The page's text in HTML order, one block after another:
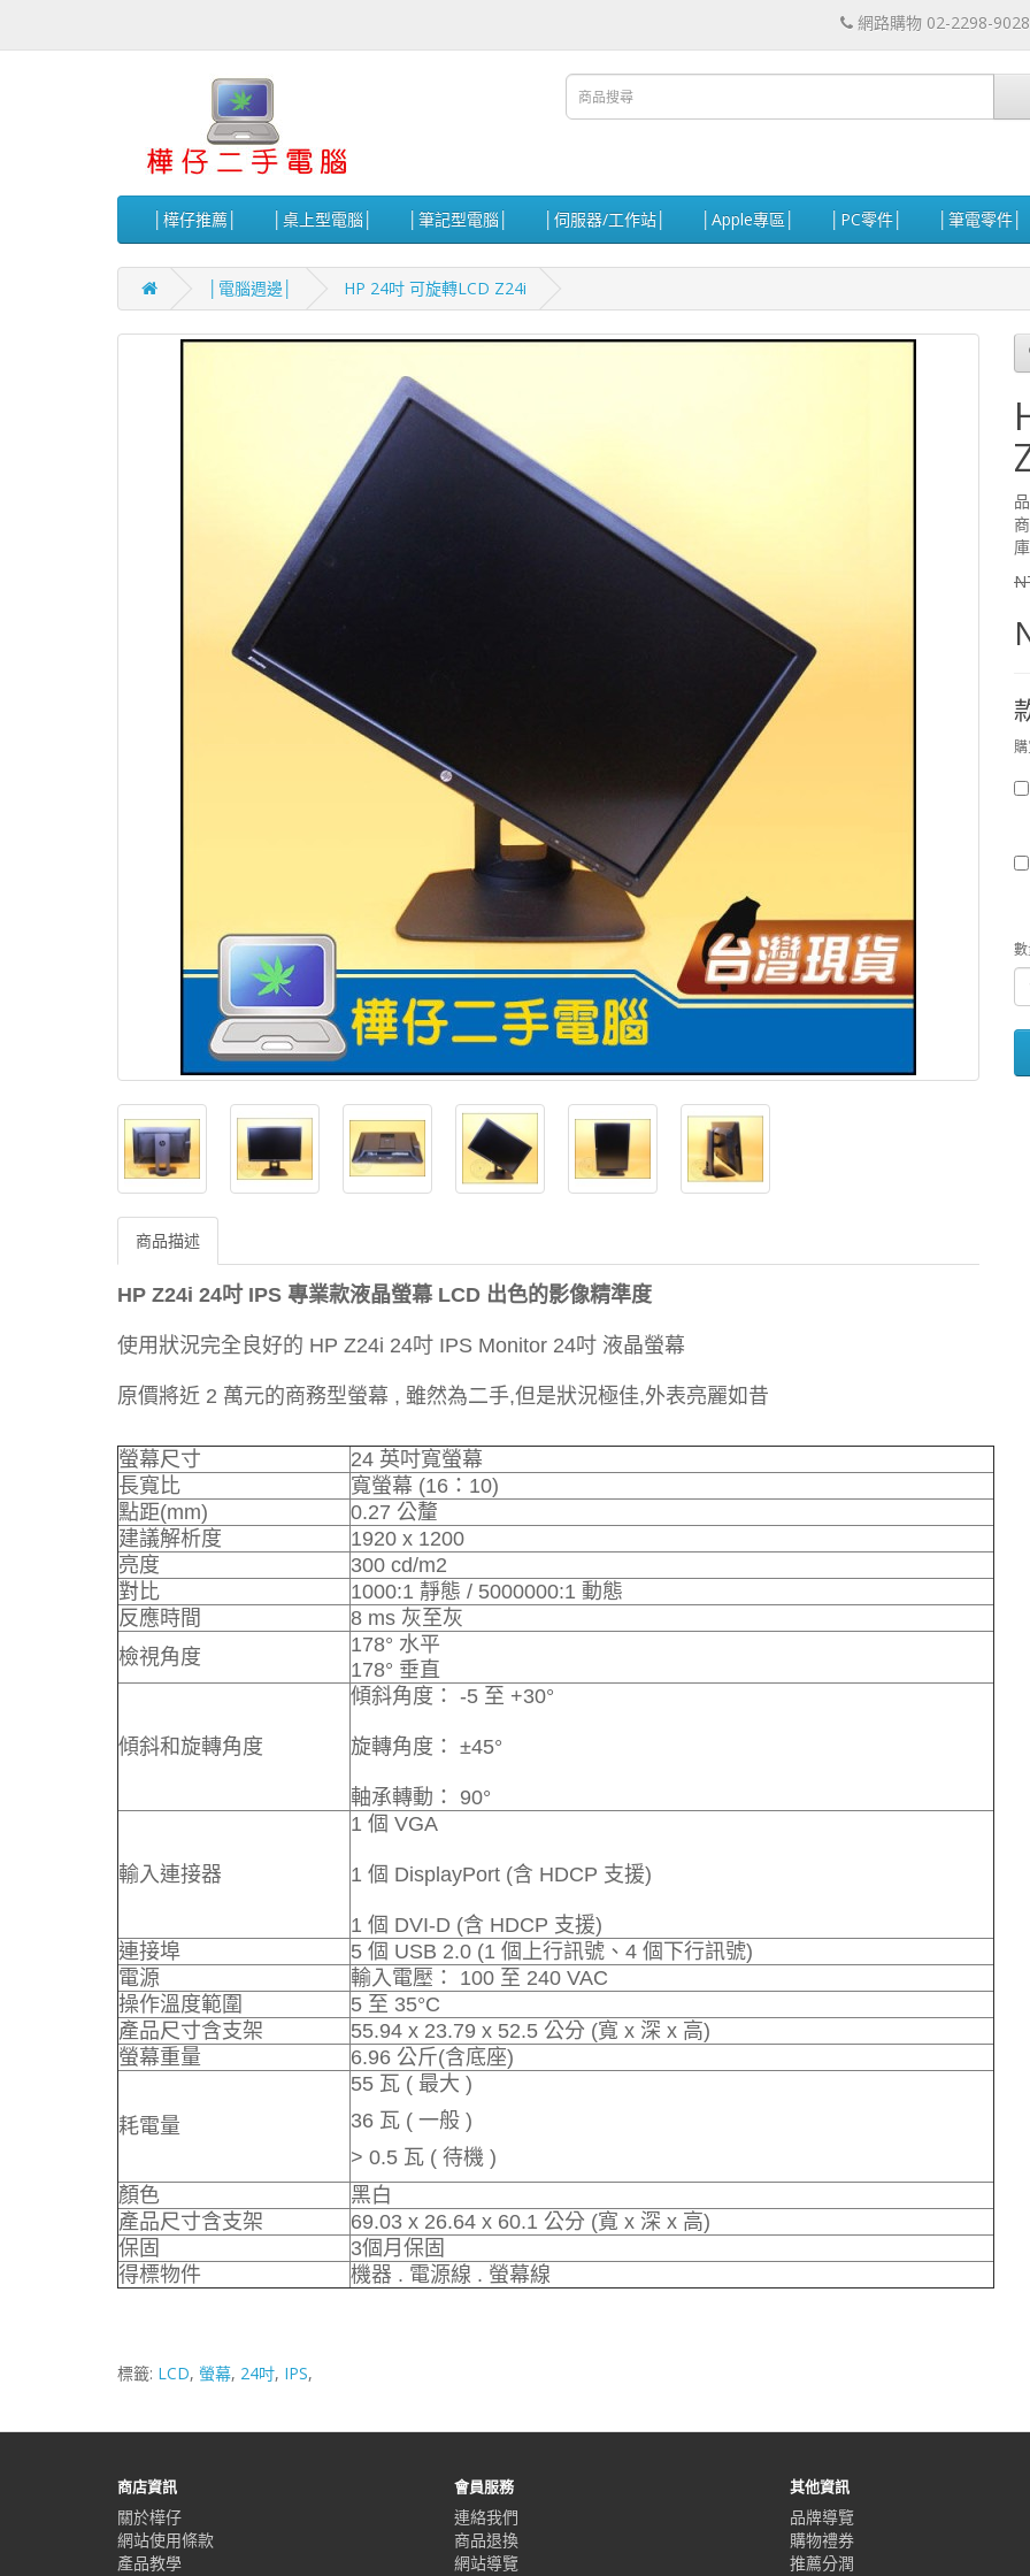
網路購物 02-2298-9028
│樺仔推薦│ │桌上型電腦│ │筆記型電腦│ │伺服器/工作站│ │Apple專區│ │PC零件│ │筆電零件│
│電腦週邊│ HP 24吋 可旋轉LCD Z24i
商品描述
HP Z24i 24吋 IPS 專業款液晶螢幕 LCD 出色的影像精準度
使用狀況完全良好的 HP Z24i 24吋 IPS Monitor 24吋 液晶螢幕
原價將近 2 萬元的商務型螢幕 , 雖然為二手,但是狀況極佳,外表亮麗如昔
螢幕尺寸
24 英吋寬螢幕
長寬比
寬螢幕 (16：10)
點距(mm)
0.27 公釐
建議解析度
1920 x 1200
亮度
300 cd/m2
對比
1000:1 靜態 / 5000000:1 動態
反應時間
8 ms 灰至灰
檢視角度
178° 水平
178° 垂直
傾斜和旋轉角度
傾斜角度： -5 至 +30°
旋轉角度： ±45°
軸承轉動： 90°
輸入連接器
1 個 VGA
1 個 DisplayPort (含 HDCP 支援)
1 個 DVI-D (含 HDCP 支援)
連接埠
5 個 USB 2.0 (1 個上行訊號、4 個下行訊號)
電源
輸入電壓： 100 至 240 VAC
操作溫度範圍
5 至 35°C
產品尺寸含支架
55.94 x 23.79 x 52.5 公分 (寬 x 深 x 高)
螢幕重量
6.96 公斤(含底座)
耗電量
55 瓦 ( 最大 )
36 瓦 ( 一般 )
> 0.5 瓦 ( 待機 )
顏色
黑白
產品尺寸含支架
69.03 x 26.64 x 60.1 公分 (寬 x 深 x 高)
保固
3個月保固
得標物件
機器 . 電源線 . 螢幕線
標籤: LCD, 螢幕, 24吋, IPS,
商店資訊
關於樺仔
網站使用條款
產品教學
會員服務
連絡我們
商品退換
網站導覽
其他資訊
品牌導覽
購物禮券
推薦分潤